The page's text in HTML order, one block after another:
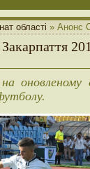
області » Анонс
оновленому